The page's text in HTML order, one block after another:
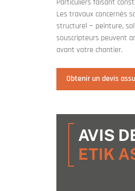
Particuliers faisant
Les travaux concernés
structurel — peinture,
souscripteurs peuvent
avant votre chantier.
Obtenir un devis
AVIS
ETIK